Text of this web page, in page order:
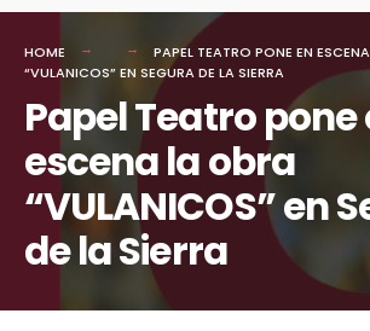
HOME
PAPEL TEATRO PONE EN
“VULANICOS” EN SEGURA DE LA SIERRA
Papel Teatro pone
escena la obra
“VULANICOS” en
de la Sierra